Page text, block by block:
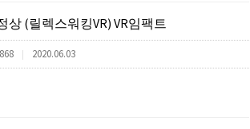
(릴렉스워킹VR) VR임팩트
| 2020.06.03